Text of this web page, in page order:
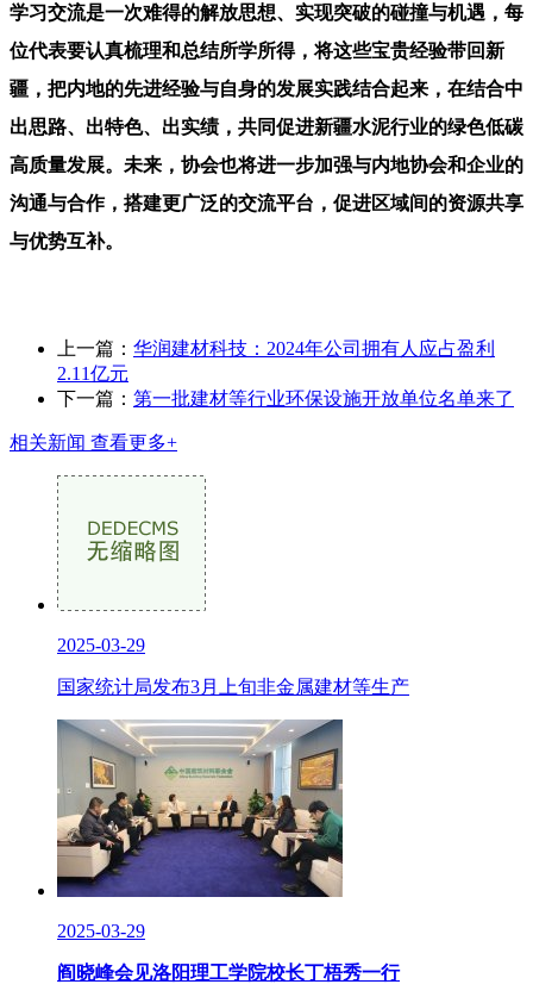
学习交流是一次难得的解放思想、实现突破的碰撞与机遇，每
位代表要认真梳理和总结所学所得，将这些宝贵经验带回新
疆，把内地的先进经验与自身的发展实践结合起来，在结合中
出思路、出特色、出实绩，共同促进新疆水泥行业的绿色低碳
高质量发展。未来，协会也将进一步加强与内地协会和企业的
沟通与合作，搭建更广泛的交流平台，促进区域间的资源共享
与优势互补。
上一篇： 华润建材科技：2024年公司拥有人应占盈利
2.11亿元
下一篇： 第一批建材等行业环保设施开放单位名单来了
相关新闻 查看更多+
2025-03-29
国家统计局发布3月上旬非金属建材等生产
2025-03-29
阎晓峰会见洛阳理工学院校长丁梧秀一行